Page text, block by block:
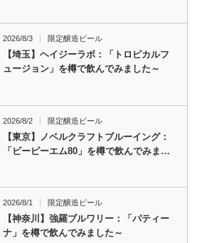
2026/8/3 限定醸造ビール
【埼玉】ヘイジーラボ：「トロピカルフ
ュージョン」を樽で飲んでみました～
2026/8/2 限定醸造ビール
【東京】ノベルクラフトブルーイング：
「ビーピーエム80」を樽で飲んでみま…
2026/8/1 限定醸造ビール
【神奈川】強羅ブルワリー：「パティー
ナ」を樽で飲んでみました～